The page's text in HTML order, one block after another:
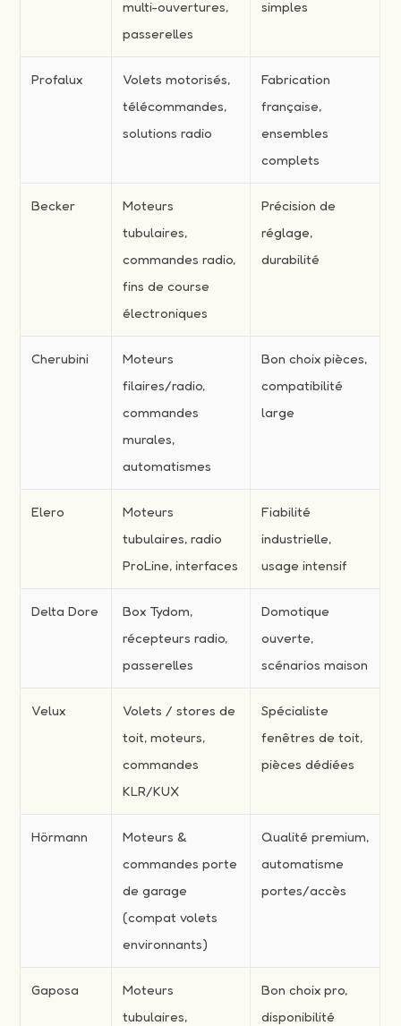
multi-ouvertures,
passerelles
simples
Profalux
Volets motorisés,
télécommandes,
solutions radio
Fabrication
française,
ensembles
complets
Becker
Moteurs
tubulaires,
commandes radio,
fins de course
électroniques
Précision de
réglage,
durabilité
Cherubini
Moteurs
filaires/radio,
commandes
murales,
automatismes
Bon choix pièces,
compatibilité
large
Elero
Moteurs
tubulaires, radio
ProLine, interfaces
Fiabilité
industrielle,
usage intensif
Delta Dore
Box Tydom,
récepteurs radio,
passerelles
Domotique
ouverte,
scénarios maison
Velux
Volets / stores de
toit, moteurs,
commandes
KLR/KUX
Spécialiste
fenêtres de toit,
pièces dédiées
Hörmann
Moteurs &
commandes porte
de garage
(compat volets
environnants)
Qualité premium,
automatisme
portes/accès
Gaposa
Moteurs
tubulaires,
Bon choix pro,
disponibilité